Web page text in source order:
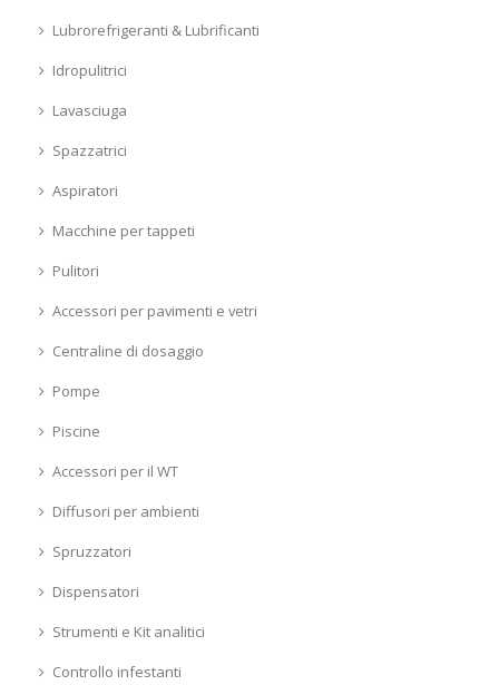
Lubrorefrigeranti & Lubrificanti
Idropulitrici
Lavasciuga
Spazzatrici
Aspiratori
Macchine per tappeti
Pulitori
Accessori per pavimenti e vetri
Centraline di dosaggio
Pompe
Piscine
Accessori per il WT
Diffusori per ambienti
Spruzzatori
Dispensatori
Strumenti e Kit analitici
Controllo infestanti